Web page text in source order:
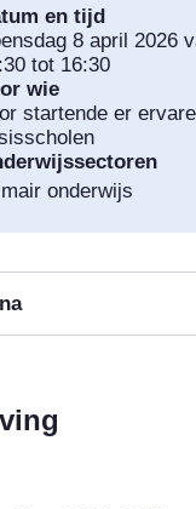
en tijd
8 april 2026
tot 16:30
wie
startende er
onderwijs